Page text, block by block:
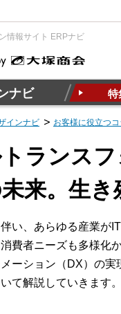
情報サイト ERPナビ
ナビ 特
インナビ お客様に役立つコ
ランス
来。生
い、あらゆる産業が
費者ニーズも多様化
ーション（DX）の
て解説していきます。